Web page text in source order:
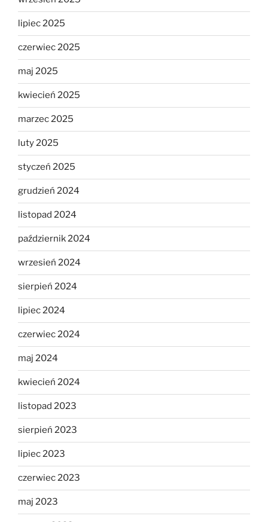
lipiec 2025
czerwiec 2025
maj 2025
kwiecień 2025
marzec 2025
luty 2025
styczeń 2025
grudzień 2024
listopad 2024
październik 2024
wrzesień 2024
sierpień 2024
lipiec 2024
czerwiec 2024
maj 2024
kwiecień 2024
listopad 2023
sierpień 2023
lipiec 2023
czerwiec 2023
maj 2023